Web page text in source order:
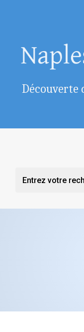
Découverte